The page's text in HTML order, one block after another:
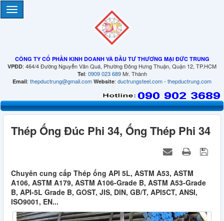
CÔNG TY CỔ PHẦN KINH DOANH VÀ ĐẦU TƯ THƯƠNG MẠI ĐỨC TRUNG
VPĐD: 464/4 Đường Nguyễn Văn Quá, Phường Đông Hưng Thuận, Quận 12, TP.HCM
Tel: 0909 023 689Mr. Thành
Email: thepductrung@gmail.com Website: ductrungsteel.com- thepductrung.com
Thép Ống Đúc Phi 34, Ống Thép Phi 34
Chuyên cung cấp Thép ống API 5L, ASTM A53, ASTM
A106, ASTM A179, ASTM A106-Grade B, ASTM A53-Grade
B, API-5L Grade B, GOST, JIS, DIN, GB/T, API5CT, ANSI,
ISO9001, EN...